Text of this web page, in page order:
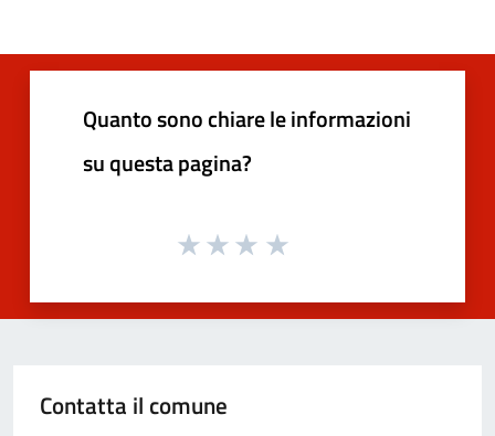
Quanto sono chiare le informazioni
su questa pagina?
Contatta il comune